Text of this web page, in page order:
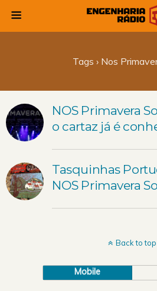
Tags › Nos
NOS Primavera
o cartaz já é
Tasquinhas
NOS Primavera
Back to top
Mobile